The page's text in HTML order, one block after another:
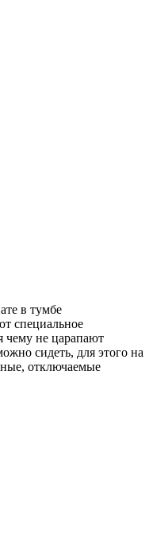
в тумбе
специальное
чему не царапают
сидеть, для этого на
отключаемые